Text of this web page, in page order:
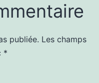
publiée. Les champs
*